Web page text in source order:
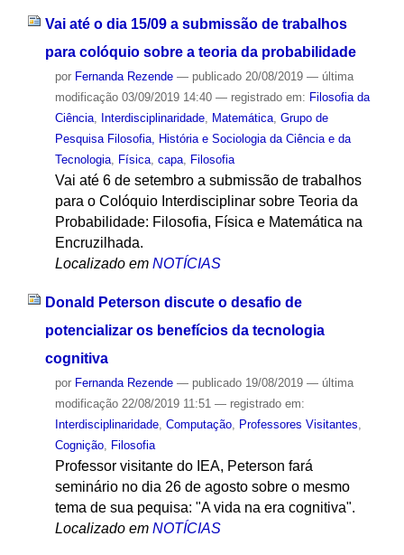
Vai até o dia 15/09 a submissão de trabalhos
para colóquio sobre a teoria da probabilidade
por Fernanda Rezende — publicado20/08/2019 — última
modificação03/09/2019 14:40 — registrado em: Filosofia da
Ciência, Interdisciplinaridade, Matemática, Grupo de
Pesquisa Filosofia, História e Sociologia da Ciência e da
Tecnologia, Física, capa, Filosofia
Vai até 6 de setembro a submissão de trabalhos
para o Colóquio Interdisciplinar sobre Teoria da
Probabilidade: Filosofia, Física e Matemática na
Encruzilhada.
Localizado em NOTÍCIAS
Donald Peterson discute o desafio de
potencializar os benefícios da tecnologia
cognitiva
por Fernanda Rezende — publicado19/08/2019 — última
modificação22/08/2019 11:51 — registrado em:
Interdisciplinaridade, Computação, Professores Visitantes
Cognição, Filosofia
Professor visitante do IEA, Peterson fará
seminário no dia 26 de agosto sobre o mesmo
tema de sua pequisa: "A vida na era cognitiva".
Localizado em NOTÍCIAS